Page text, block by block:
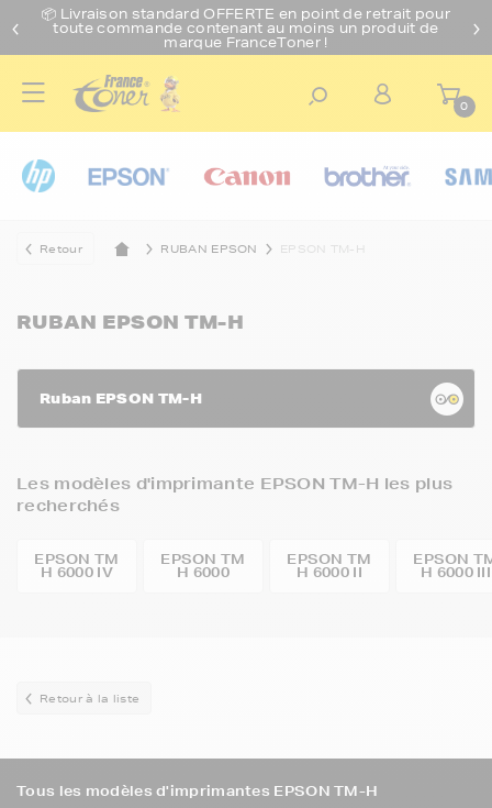
📦 Livraison standard OFFERTE en point de retrait pour
toute commande contenant au moins un produit de
marque FranceToner !
0
Retour RUBAN EPSON EPSON TM-H
RUBAN EPSON TM-H
Ruban EPSON TM-H
Les modèles d'imprimante EPSON TM-H les plus
recherchés
EPSON TM
H 6000 IV
EPSON TM
H 6000
EPSON TM
H 6000 II
EPSON
H 6000 III
Retour à la liste
Tous les modèles d'imprimantes EPSON TM-H